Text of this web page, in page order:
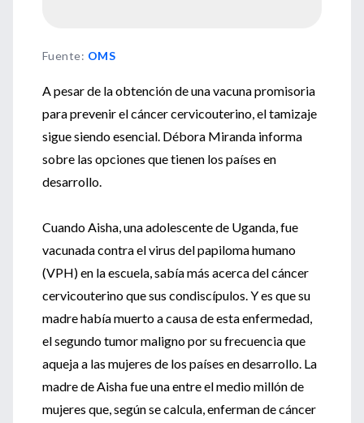
Fuente: OMS
A pesar de la obtención de una vacuna promisoria
para prevenir el cáncer cervicouterino, el tamizaje
sigue siendo esencial. Débora Miranda informa
sobre las opciones que tienen los países en
desarrollo.
Cuando Aisha, una adolescente de Uganda, fue
vacunada contra el virus del papiloma humano
(VPH) en la escuela, sabía más acerca del cáncer
cervicouterino que sus condiscípulos. Y es que su
madre había muerto a causa de esta enfermedad,
el segundo tumor maligno por su frecuencia que
aqueja a las mujeres de los países en desarrollo. La
madre de Aisha fue una entre el medio millón de
mujeres que, según se calcula, enferman de cáncer